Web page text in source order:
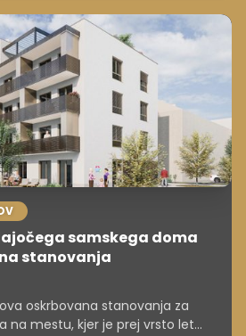
bilo pred časom slišati na
obdobje.
samskega doma
stanovanja
oskrbovana stanovanja za
na mestu, kjer je prej vrsto let